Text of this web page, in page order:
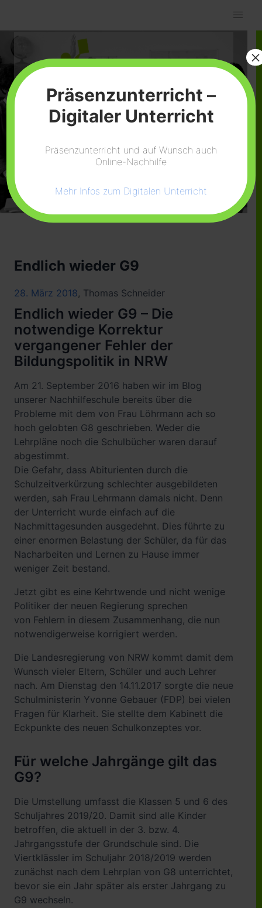
Endlich wieder G9
28. März 2018, Thomas Schneider
Endlich wieder G9 – Die
notwendige Korrektur
vergangener Fehler der
Bildungspolitik in NRW
Am 21. September 2016 haben wir im Blog
unserer Nachhilfeschule bereits über die
Probleme mit dem von Frau Löhrmann ach so
hoch gelobten G8 geschrieben. Weder die
Lehrpläne noch die Schulbücher waren darauf
abgestimmt.
Die Gefahr, dass Abiturienten durch die
Schulzeitverkürzung schlechter ausgebildeten
werden, sah Frau Lehrmann damals nicht. Denn
der Unterricht wurde einfach auf die
Nachmittagesunden ausgedehnt. Dies führte zu
einer enormen Belastung der Schüler, da für das
Nacharbeiten und Lernen zu Hause immer
weniger Zeit bestand.
Jetzt gibt es eine Kehrtwende und nicht wenige
Politiker der neuen Regierung sprechen
von Fehlern in diesem Zusammenhang, die nun
notwendigerweise korrigiert werden.
Die Landesregierung von NRW kommt damit dem
Wunsch vieler Eltern, Schüler und auch Lehrer
nach. Am Dienstag den 14.11.2017 sorgte die neue
Schulministerin Yvonne Gebauer (FDP) bei vielen
Fragen für Klarheit. Sie stellte dem Kabinett die
Eckpunkte des neuen Schulkonzeptes vor.
Für welche Jahrgänge gilt das
G9?
Die Umstellung umfasst die Klassen 5 und 6 des
Schuljahres 2019/20. Damit sind alle Kinder
betroffen, die aktuell in der 3. bzw. 4.
Jahrgangsstufe der Grundschule sind. Die
Viertklässler im Schuljahr 2018/2019 werden
zunächst nach dem Lehrplan von G8 unterrichtet,
bevor sie ein Jahr später als erster Jahrgang zu
G9 wechseln.
Präsenzunterricht –
Digitaler Unterricht
Präsenzunterricht und auf Wunsch auch
Online-Nachhilfe
Mehr Infos zum Digitalen Unterricht
×